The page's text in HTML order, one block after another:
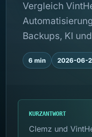
Vergleich
Backups, KI
6 min 2026-06-
KURZANTWORT
Clemz und